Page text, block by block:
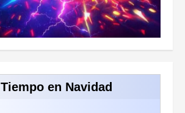
Tiempo en Navidad